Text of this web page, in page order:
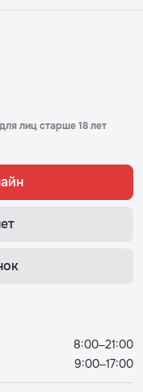
лиц старше 18 лет
8:00–21:00
9:00–17:00